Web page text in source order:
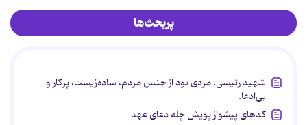
پربحث‌ها
شهید رئیسی، مردی بود از جنس مردم، ساده‌زیست، پرکار و
بی‌ادعا.
کدهای پیشواز پویش چله دعای عهد